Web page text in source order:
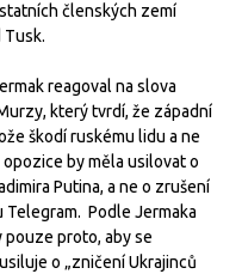
členských zemí
Tusk.
reagoval na slova
který tvrdí, že západní
škodí ruskému lidu a ne
by měla usilovat o
Putina, a ne o zrušení
Telegram. Podle Jermaka
pouze proto, aby se
o „zničení Ukrajinců